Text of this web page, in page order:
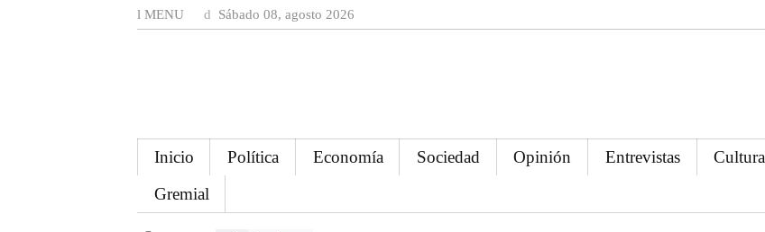
MENU Sábado 08, agosto 2026
Inicio Política Economía Sociedad Opinión Entrevistas Cultura
Gremial